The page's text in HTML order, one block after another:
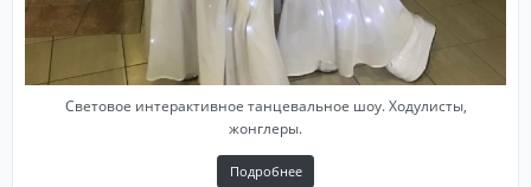
Световое интерактивное танцевальное шоу. Ходулисты,
жонглеры.
Подробнее